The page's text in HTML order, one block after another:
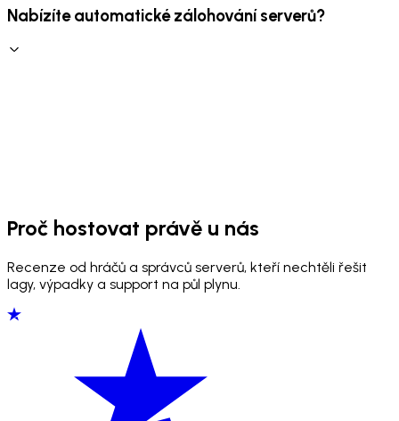
Nabízíte automatické zálohování serverů?
Proč hostovat právě u nás
Recenze od hráčů a správců serverů, kteří nechtěli řešit
lagy, výpadky a support na půl plynu.